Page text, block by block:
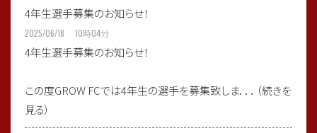
4年生選手募集のお知らせ！
2025/06/18 10時04分
4年生選手募集のお知らせ！
この度GROW FCでは4年生の選手を募集致しま．．．（続きを
見る）